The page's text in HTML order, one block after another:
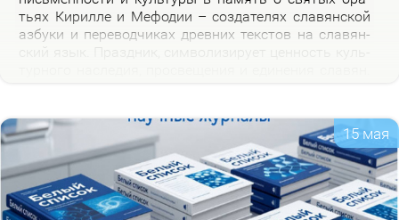
тьях Ки­рил­ле и Ме­фо­дии – со­зда­те­лях сла­вян­ской
аз­бу­ки и пе­ре­вод­чи­ках древ­них тек­стов на сла­вян­
ской на­род­но­сти.
15 мая